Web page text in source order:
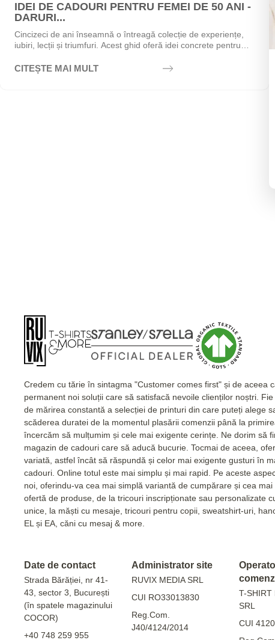
IDEI DE CADOURI PENTRU FEMEI DE 50 ANI -
DARURI...
Cincizeci de ani înseamnă o întreagă colecție de experiențe,
iubiri, lecții și triumfuri. Acest ghid oferă idei concrete pentru
CITEȘTE MAI MULT
Credem cu tărie în sintagma "Customer comes first" și de aceea
permanent noi soluții care să satisfacă nevoile clienților noștri.
de mărirea constantă a selecției de printuri din care puteți alege
scăderea duratei de la momentul plasării comenzii până la
încercăm să mulțumim și cele mai exigente cerințe. Ne dorim să
magazin de cadouri care să aducă bucurie. Tocmai de aceea,
variată, astfel încât să răspundă și celor mai exigente gusturi în
cadouri. Online totul este mai simplu și mai rapid. Pe aceste
noi, oferindu-va cea mai simplă variantă de cumpărare și cea mai
ofertă de produse, de la tricouri inscripționate sau personalizate
unice, la măști cu mesaje, tricouri pentru copii, sweatshirt-uri,
EL și EA, căni cu mesaj & more.
Date de contact
Strada Bărăției, nr 41-
43, sector 3, București
(în spatele magazinului
COCOR)
+40 748 259 955
Administrator site
RUVIX MEDIA SRL
CUI RO33013830
Reg.Com.
J40/4124/2014
T-SHIRT
SRL
CUI